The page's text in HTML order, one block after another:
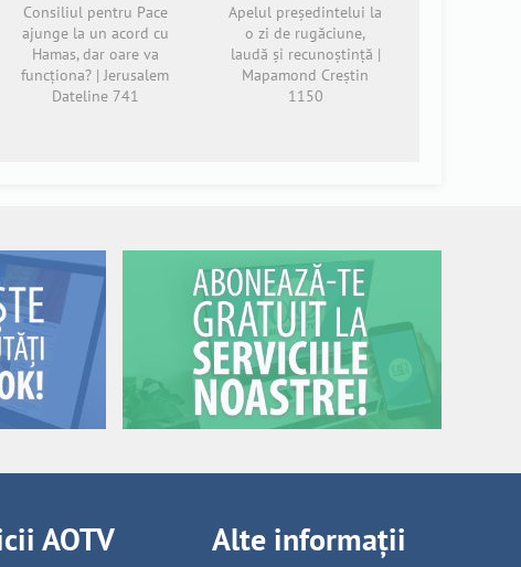
Consiliul pentru Pace
ajunge la un acord cu
Hamas, dar oare va
funcționa? | Jerusalem
Dateline 741
Apelul președintelui la
o zi de rugăciune,
laudă și recunoștință |
Mapamond Creștin
1150
AOTV Alte informații